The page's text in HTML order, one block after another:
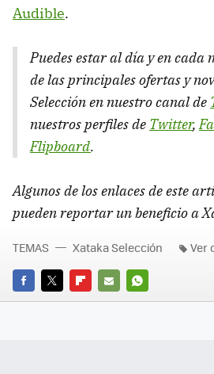
Audible.
Puedes estar al día y en cada
de las principales ofertas y
Selección en nuestro canal de
nuestros perfiles de Twitter,
Flipboard.
Algunos de los enlaces de este
pueden reportar un beneficio a
FACEBOOK
TWITTERFLIPBOARD
E-
WHATSAPP
TEMAS Xataka Selección Ver